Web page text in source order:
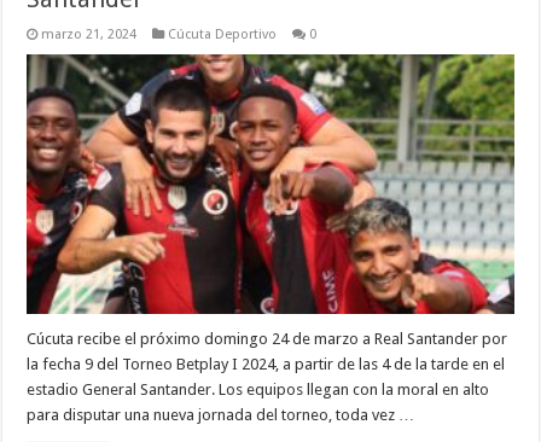
marzo 21, 2024 Cúcuta Deportivo 0
Cúcuta recibe el próximo domingo 24 de marzo a Real Santander por
la fecha 9 del Torneo Betplay I 2024, a partir de las 4 de la tarde en el
estadio General Santander. Los equipos llegan con la moral en alto
para disputar una nueva jornada del torneo, toda vez …